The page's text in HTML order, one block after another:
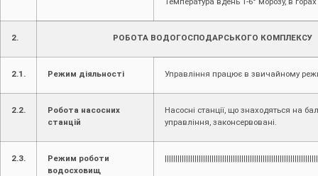
2. РОБОТА ВОДОГОСПОДАРСЬКОГО КОМПЛЕКСУ
2.1. Режим діяльності Управління працює в звичайному
2.2.
Робота насосних
станцій
Насосні станції, що знаходяться на
управління, законсервовані.
2.3.
Режим роботи
водосховищ